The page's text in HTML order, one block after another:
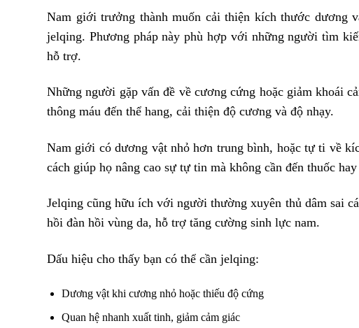
Nam giới trưởng thành muốn cải thiện kích thước dương
jelqing. Phương pháp này phù hợp với những người tìm
hỗ trợ.
Những người gặp vấn đề về cương cứng hoặc giảm khoái
thông máu đến thể hang, cải thiện độ cương và độ nhạy.
Nam giới có dương vật nhỏ hơn trung bình, hoặc tự ti về
cách giúp họ nâng cao sự tự tin mà không cần đến thuốc
Jelqing cũng hữu ích với người thường xuyên thủ dâm sai
hồi đàn hồi vùng da, hỗ trợ tăng cường sinh lực nam.
Dấu hiệu cho thấy bạn có thể cần jelqing:
Dương vật khi cương nhỏ hoặc thiếu độ cứng
Quan hệ nhanh xuất tinh, giảm cảm giác